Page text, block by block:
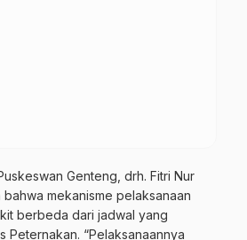
Genteng, drh. Fitri Nur
mekanisme pelaksanaan
berbeda dari jadwal yang
Peternakan. “Pelaksanaannya